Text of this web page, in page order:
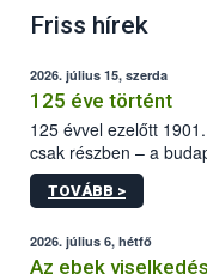
Friss hírek
2026. július 15, szerda
125 éve történt
125 évvel ezelőtt
csak részben – a
állomás a Kis Rókus
tervezett új épületébe.
TOVÁBB >
2026. július 6, hétfő
Az ebek